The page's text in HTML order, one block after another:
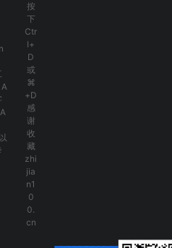
A
A
按
下
Ctr
l+
D
或
⌘
+D
感
谢
收
藏
zhi
jia
n1
0
0.
cn